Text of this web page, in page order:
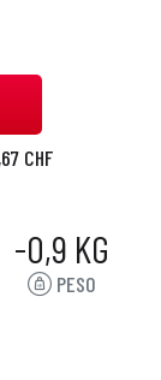
CHF
-0,9 KG
PESO